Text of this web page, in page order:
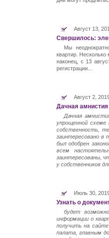
Август 13,
Свершилось:
Мы
квартир. Несколько
наконец, с 13
регистрации...
Август 2,
Дачная
Дачная
упрощенной
собственность,
заинтересовано в
был одобрен
всем
заинтересованы,
у собственников
Июль 30,
Узнать о
будет
информации о
получить на
палата, главным